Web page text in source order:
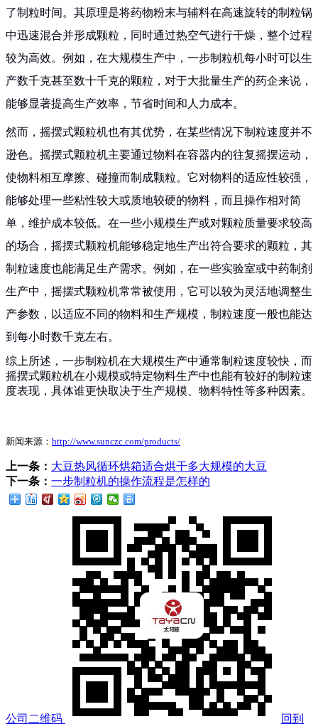
了制粒时间。其原理是将药物粉末与辅料在高速旋转的制粒锅
中迅速混合并形成颗粒，同时通过热空气进行干燥，整个过程
较为高效。例如，在大规模生产中，一步制粒机每小时可以生
产数千克甚至数十千克的颗粒，对于大批量生产的药企来说，
能够显著提高生产效率，节省时间和人力成本。
然而，摇摆式颗粒机也有其优势，在某些情况下制粒速度并不
逊色。摇摆式颗粒机主要通过物料在容器内的往复摇摆运动，
使物料相互摩擦、碰撞而制成颗粒。它对物料的适应性较强，
能够处理一些粘性较大或质地较硬的物料，而且操作相对简
单，维护成本较低。在一些小规模生产或对颗粒质量要求较高
的场合，摇摆式颗粒机能够稳定地生产出符合要求的颗粒，其
制粒速度也能满足生产需求。例如，在一些实验室或中药制剂
生产中，摇摆式颗粒机常常被使用，它可以较为灵活地调整生
产参数，以适应不同的物料和生产规模，制粒速度一般也能达
到每小时数千克左右。
综上所述，一步制粒机在大规模生产中通常制粒速度较快，而
摇摆式颗粒机在小规模或特定物料生产中也能有较好的制粒速
度表现，具体谁更快取决于生产规模、物料特性等多种因素。
新闻来源： http://www.sunczc.com/products/
上一条： 大豆热风循环烘箱适合烘干多大规模的大豆
下一条： 一步制粒机的操作流程是怎样的
公司二维码 回到